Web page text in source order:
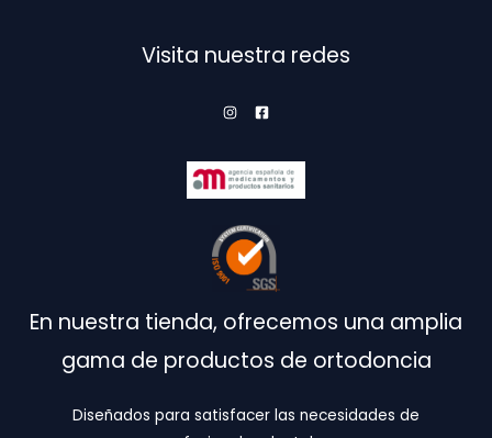
Visita nuestra redes
En nuestra tienda, ofrecemos una amplia
gama de productos de ortodoncia
Diseñados para satisfacer las necesidades de